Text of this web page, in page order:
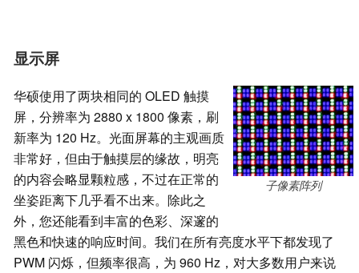
显示屏
子像素阵列
华硕使用了两块相同的 OLED 触摸
屏，分辨率为 2880 x 1800 像素，刷
新率为 120 Hz。光面屏幕的主观画质
非常好，但由于触摸层的缘故，明亮
的内容会略显颗粒感，不过在正常的
坐姿距离下几乎看不出来。除此之
外，您还能看到丰富的色彩、深邃的
黑色和快速的响应时间。我们在所有亮度水平下都发现了
PWM 闪烁，但频率很高，为 960 Hz，对大多数用户来说